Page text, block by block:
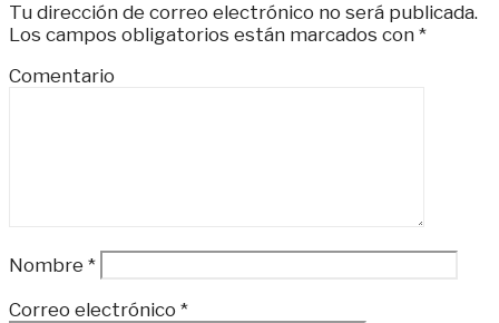
Tu dirección de correo electrónico no será publicada.
Los campos obligatorios están marcados con *
Comentario
Nombre *
Correo electrónico *